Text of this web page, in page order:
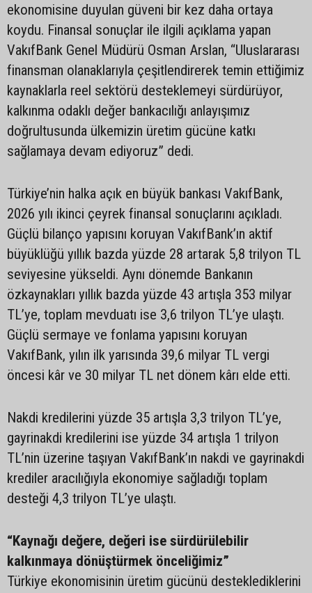
ekonomisine duyulan güveni bir kez daha ortaya
koydu. Finansal sonuçlar ile ilgili açıklama yapan
VakıfBank Genel Müdürü Osman Arslan, “Uluslararası
finansman olanaklarıyla çeşitlendirerek temin ettiğimiz
kaynaklarla reel sektörü desteklemeyi sürdürüyor,
kalkınma odaklı değer bankacılığı anlayışımız
doğrultusunda ülkemizin üretim gücüne katkı
sağlamaya devam ediyoruz” dedi.
Türkiye’nin halka açık en büyük bankası VakıfBank,
2026 yılı ikinci çeyrek finansal sonuçlarını açıkladı.
Güçlü bilanço yapısını koruyan VakıfBank’ın aktif
büyüklüğü yıllık bazda yüzde 28 artarak 5,8 trilyon TL
seviyesine yükseldi. Aynı dönemde Bankanın
özkaynakları yıllık bazda yüzde 43 artışla 353 milyar
TL’ye, toplam mevduatı ise 3,6 trilyon TL’ye ulaştı.
Güçlü sermaye ve fonlama yapısını koruyan
VakıfBank, yılın ilk yarısında 39,6 milyar TL vergi
öncesi kâr ve 30 milyar TL net dönem kârı elde etti.
Nakdi kredilerini yüzde 35 artışla 3,3 trilyon TL’ye,
gayrinakdi kredilerini ise yüzde 34 artışla 1 trilyon
TL’nin üzerine taşıyan VakıfBank’ın nakdi ve gayrinakdi
krediler aracılığıyla ekonomiye sağladığı toplam
desteği 4,3 trilyon TL’ye ulaştı.
“Kaynağı değere, değeri ise sürdürülebilir
kalkınmaya dönüştürmek önceliğimiz”
Türkiye ekonomisinin üretim gücünü desteklediklerini